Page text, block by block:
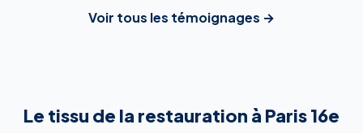
Voir tous les témoignages →
Le tissu de la restauration à Paris 16e